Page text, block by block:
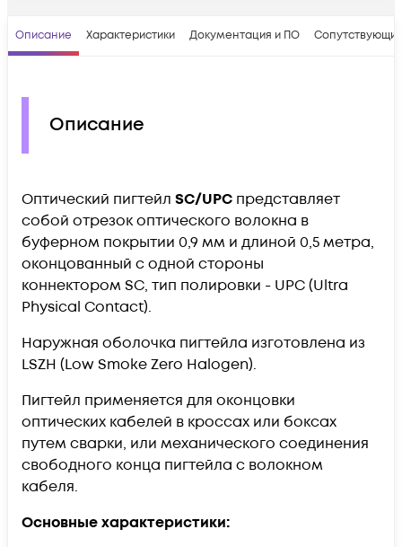
Описание Характеристики Документация и ПО
Описание
Оптический пигтейл SС/UPC представляет
собой отрезок оптического волокна в
буферном покрытии 0,9 мм и длиной 0,5 метра,
оконцованный с одной стороны
коннектором SС, тип полировки - UPC (Ultra
Physical Contact).
Наружная оболочка пигтейла изготовлена из
LSZH (Low Smoke Zero Halogen).
Пигтейл применяется для оконцовки
оптических кабелей в кроссах или боксах
путем сварки, или механического соединения
свободного конца пигтейла с волокном
кабеля.
Основные характеристики: